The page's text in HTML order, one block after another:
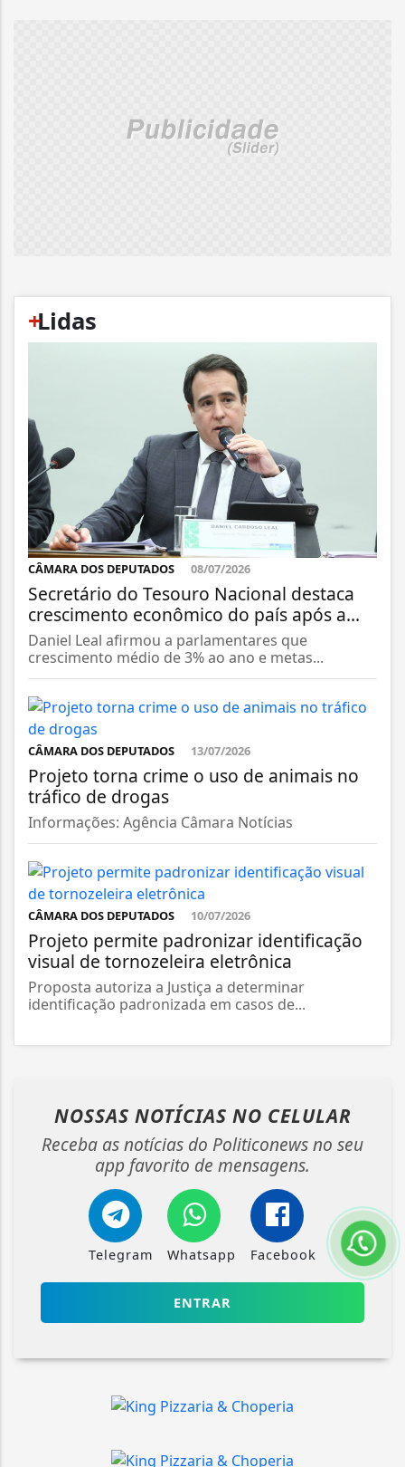
+
Lidas
CÂMARA DOS DEPUTADOS 08/07/2026
Secretário do Tesouro Nacional destaca
crescimento econômico do país após a...
Daniel Leal afirmou a parlamentares que
crescimento médio de 3% ao ano e metas...
CÂMARA DOS DEPUTADOS 13/07/2026
Projeto torna crime o uso de animais no
tráfico de drogas
Informações: Agência Câmara Notícias
CÂMARA DOS DEPUTADOS 10/07/2026
Projeto permite padronizar identificação
visual de tornozeleira eletrônica
Proposta autoriza a Justiça a determinar
identificação padronizada em casos de...
NOSSAS NOTÍCIAS NO CELULAR
Receba as notícias do Politiconews no seu
app favorito de mensagens.
Telegram Whatsapp Facebook
ENTRAR